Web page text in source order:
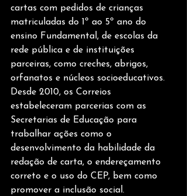
cartas com pedidos de crianças
matriculadas do 1º ao 5º ano do
ensino Fundamental, de escolas da
rede pública e de instituições
parceiras, como creches, abrigos,
orfanatos e núcleos socioeducativos.
Desde 2010, os Correios
estabeleceram parcerias com as
Secretarias de Educação para
trabalhar ações como o
desenvolvimento da habilidade da
redação de carta, o endereçamento
correto e o uso do CEP, bem como
promover a inclusão social.